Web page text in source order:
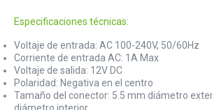
Especificaciones técnicas:
Voltaje de entrada: AC 100-240V, 50/60Hz
Corriente de entrada AC: 1A Max
Voltaje de salida: 12V DC
Polaridad: Negativa en el centro
Tamaño del conector: 5.5 mm diámetro